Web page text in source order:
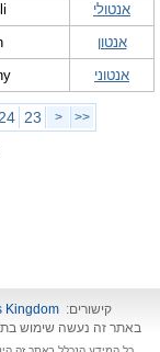
אנטולי
אנטון
אנטוני
<<
<
23
24
קישורים: Kingdom
באתר זה נעשה שימוש